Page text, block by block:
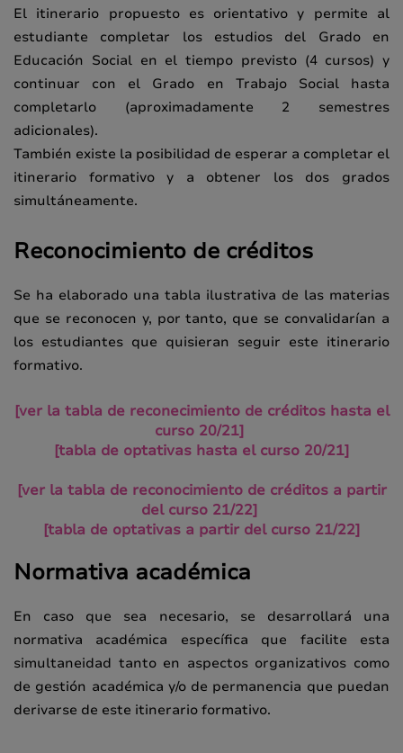
El itinerario propuesto es orientativo y permite al
estudiante completar los estudios del Grado en
Educación Social en el tiempo previsto (4 cursos) y
continuar con el Grado en Trabajo Social hasta
completarlo (aproximadamente 2 semestres
adicionales).
También existe la posibilidad de esperar a completar el
itinerario formativo y a obtener los dos grados
simultáneamente.
Reconocimiento de créditos
Se ha elaborado una tabla ilustrativa de las materias
que se reconocen y, por tanto, que se convalidarían a
los estudiantes que quisieran seguir este itinerario
formativo.
[ver la tabla de reconecimiento de créditos hasta el
curso 20/21]
[tabla de optativas hasta el curso 20/21]
[ver la tabla de reconocimiento de créditos a partir
del curso 21/22]
[tabla de optativas a partir del curso 21/22]
Normativa académica
En caso que sea necesario, se desarrollará una
normativa académica específica que facilite esta
simultaneidad tanto en aspectos organizativos como
de gestión académica y/o de permanencia que puedan
derivarse de este itinerario formativo.